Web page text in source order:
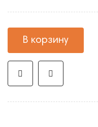
кромкой
кромкой
В корзину